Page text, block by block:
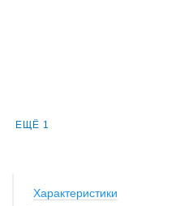
ЕЩЁ 1
Характеристики